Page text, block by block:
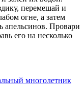
перемешай и
огне, а затем
апельсинов. Провари
его на несколько